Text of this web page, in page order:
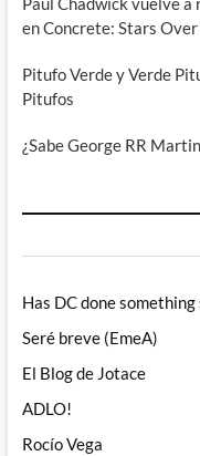
en Concrete: Stars Over
Pitufo Verde y Verde
Pitufos
¿Sabe George RR
Has DC done
Seré breve (EmeA)
El Blog de Jotace
ADLO!
Rocío Vega